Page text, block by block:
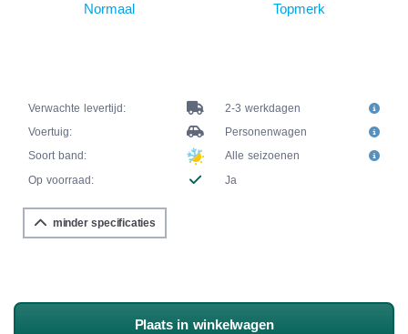
Normaal Topmerk
Verwachte levertijd:
2-3 werkdagen
Voertuig:
Personenwagen
Soort band:
Alle seizoenen
Op voorraad:
Ja
minder specificaties
Plaats in winkelwagen